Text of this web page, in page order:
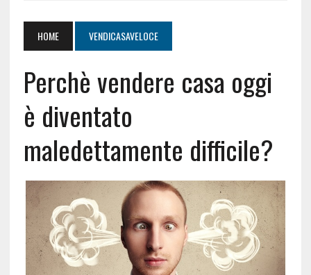
HOME VENDICASAVELOCE
Perchè vendere casa oggi
è diventato
maledettamente difficile?